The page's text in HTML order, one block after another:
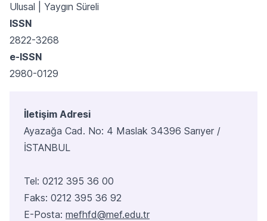
Ulusal | Yaygın Süreli
ISSN
2822-3268
e-ISSN
2980-0129
İletişim Adresi
Ayazağa Cad. No: 4 Maslak 34396 Sarıyer /
İSTANBUL
Tel: 0212 395 36 00
Faks: 0212 395 36 92
E-Posta: mefhfd@mef.edu.tr